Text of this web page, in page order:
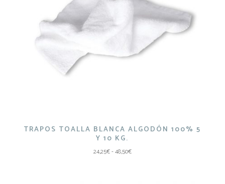
TRAPOS TOALLA BLANCA ALGODÓN 100% 5
Y 10 KG.
24,25€-48,50€Rango